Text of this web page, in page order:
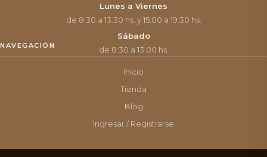
Lunes a Viernes
de 8:30 a 13:30 hs. y 15:00 a 19:30 hs.
Sábado
de 8:30 a 13:00 hs.
NAVEGACIÓN
Inicio
Tienda
Blog
Ingresar / Registrarse